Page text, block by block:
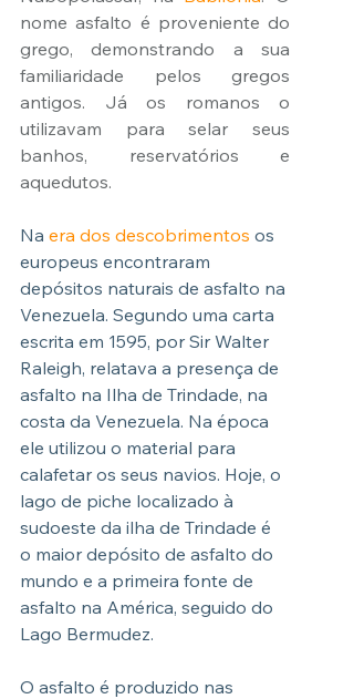
nome asfalto é proveniente do
grego, demonstrando a sua
familiaridade pelos gregos
antigos. Já os romanos o
utilizavam para selar seus
banhos, reservatórios e
aquedutos.
Na era dos descobrimentos os
europeus encontraram
depósitos naturais de asfalto na
Venezuela. Segundo uma carta
escrita em 1595, por Sir Walter
Raleigh, relatava a presença de
asfalto na Ilha de Trindade, na
costa da Venezuela. Na época
ele utilizou o material para
calafetar os seus navios. Hoje, o
lago de piche localizado à
sudoeste da ilha de Trindade é
o maior depósito de asfalto do
mundo e a primeira fonte de
asfalto na América, seguido do
Lago Bermudez.
O asfalto é produzido nas